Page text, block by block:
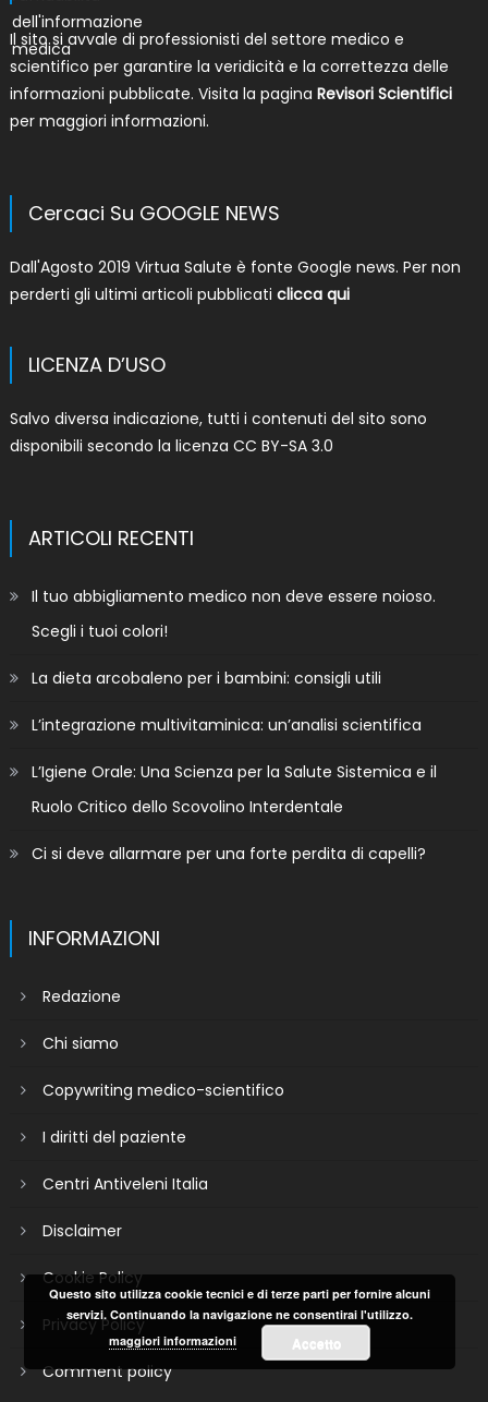
Il sito si avvale di professionisti del settore medico e
scientifico per garantire la veridicità e la correttezza delle
informazioni pubblicate. Visita la pagina Revisori Scientifici
per maggiori informazioni.
Cercaci Su GOOGLE NEWS
Dall'Agosto 2019 Virtua Salute è fonte Google news. Per non
perderti gli ultimi articoli pubblicati clicca qui
LICENZA D’USO
Salvo diversa indicazione, tutti i contenuti del sito sono
disponibili secondo la licenza CC BY-SA 3.0
ARTICOLI RECENTI
Il tuo abbigliamento medico non deve essere noioso.
Scegli i tuoi colori!
La dieta arcobaleno per i bambini: consigli utili
L’integrazione multivitaminica: un’analisi scientifica
L’Igiene Orale: Una Scienza per la Salute Sistemica e il
Ruolo Critico dello Scovolino Interdentale
Ci si deve allarmare per una forte perdita di capelli?
INFORMAZIONI
Redazione
Chi siamo
Copywriting medico-scientifico
I diritti del paziente
Centri Antiveleni Italia
Disclaimer
Cookie Policy
Privacy Policy
Comment policy
Questo sito utilizza cookie tecnici e di terze parti per fornire alcuni
servizi. Continuando la navigazione ne consentirai l'utilizzo.
maggiori informazioni
Accetto